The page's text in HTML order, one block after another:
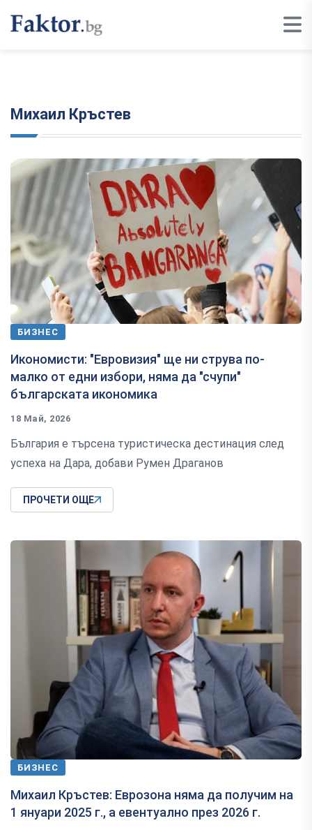
Михаил Кръстев
БИЗНЕС
Икономисти: "Евровизия" ще ни струва по-
малко от едни избори, няма да "счупи"
българската икономика
18 Май, 2026
България е търсена туристическа дестинация след
успеха на Дара, добави Румен Драганов
ПРОЧЕТИ ОЩЕ
БИЗНЕС
Михаил Кръстев: Еврозона няма да получим на
1 януари 2025 г., а евентуално през 2026 г.